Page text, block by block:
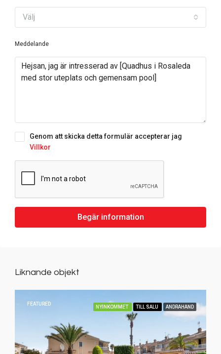
Välj
Meddelande
Genom att skicka detta formulär accepterar jag
Villkor
Begär information
Liknande objekt
FEATURED
NYINKOMMET TILL SALU ANDRAHAND